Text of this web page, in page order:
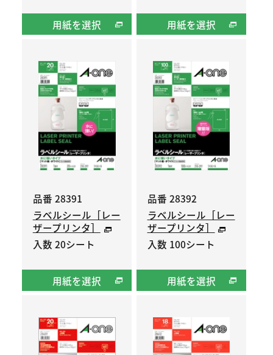
用紙を選択 用紙を選択
品番 28391
ラベルシール［レー
ザープリンタ］
入数 20シート
用紙を選択
品番 28392
ラベルシール［レー
ザープリンタ］
入数 100シート
用紙を選択